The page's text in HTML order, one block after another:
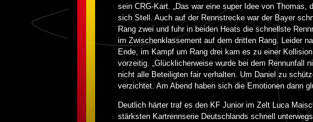
sein CRG-Kart. „Das war eine super Idee von Thomas,
sich Stell. Auch auf der Rennstrecke war der Bayer
Rang zwei und fuhr in beiden Heats die schnellste
im Zwischenklassement auf dem dritten Rang. Leider
Ende, im Kampf um Rang drei kam es zu einer
vorzeitig. „Glücklicherweise wurde bei dem Rennunfall
nicht alle Beteiligten fair verhalten. Um Daniel zu
verzichtet. Am Abend haben sich die Emotionen dann
Deutlich härter traf es den KF Junior im Zelt Luca
stärksten Kartrennserie Deutschlands schnell